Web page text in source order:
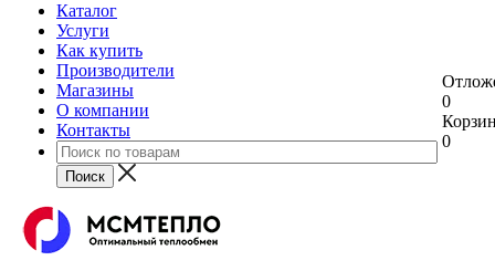
Каталог
Услуги
Как купить
Производители
Магазины
О компании
Контакты
0
0